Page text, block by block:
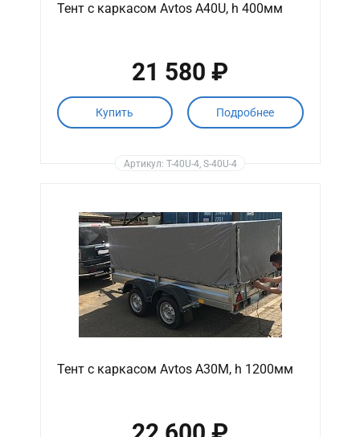
Тент с каркасом Avtos A40U, h 400мм
21 580 ₽
Купить Подробнее
Артикул: T-40U-4, S-40U-4
Тент с каркасом Avtos A30M, h 1200мм